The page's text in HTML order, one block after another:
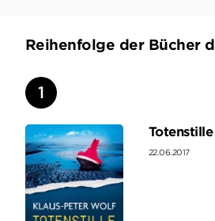
Reihenfolge der Bücher
22.06.2017